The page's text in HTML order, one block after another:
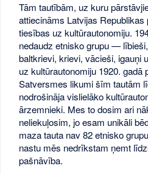
Tām tautībām, uz kuru
attiecināms Latvijas
tiesības uz kultūrautonomiju.
nedaudz etnisko grupu —
baltkrievi, krievi, vācieši, igauņi
uz kultūrautonomiju 1920. gadā
Satversmes likumi šīm tautām
nodrošināja vislielāko
ārzemnieki. Mes to dosim ari
neliekuļosim, jo esam unikāli
maza tauta nav 82 etnisko
nastu mēs nedrīkstam ņemt
pašnāvība.